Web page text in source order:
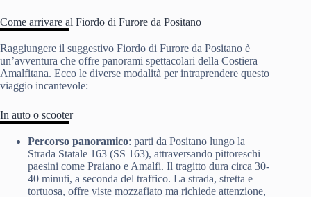
Come arrivare al Fiordo di Furore da Positano
Raggiungere il suggestivo Fiordo di Furore da Positano è
un’avventura che offre panorami spettacolari della Costiera
Amalfitana. Ecco le diverse modalità per intraprendere questo
viaggio incantevole:
In auto o scooter
Percorso panoramico: parti da Positano lungo la
Strada Statale 163 (SS 163), attraversando pittoreschi
paesini come Praiano e Amalfi. Il tragitto dura circa 30-
40 minuti, a seconda del traffico. La strada, stretta e
tortuosa, offre viste mozzafiato ma richiede attenzione,